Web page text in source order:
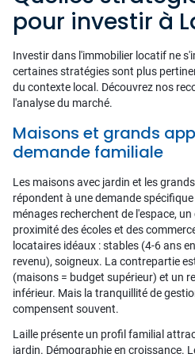
pour investir à
Investir dans l'immobilier locatif ne
certaines stratégies sont plus
du contexte local. Découvrez nos
l'analyse du marché.
Maisons et grands
demande familiale
Les maisons avec jardin et les
répondent à une demande
ménages recherchent de l'espace,
proximité des écoles et des
locataires idéaux : stables (4-6 ans
revenu), soigneux. La contrepartie
(maisons = budget supérieur) et un
inférieur. Mais la tranquillité de
compensent souvent.
Laille présente un profil familial
jardin. Démographie en croissance.